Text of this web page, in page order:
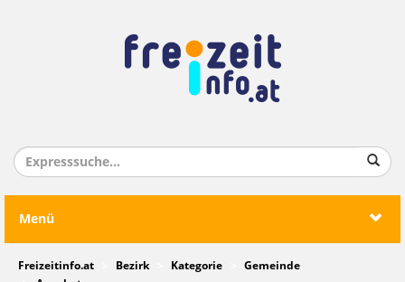
Menü
Freizeitinfo.at Bezirk Kategorie
Gemeinde